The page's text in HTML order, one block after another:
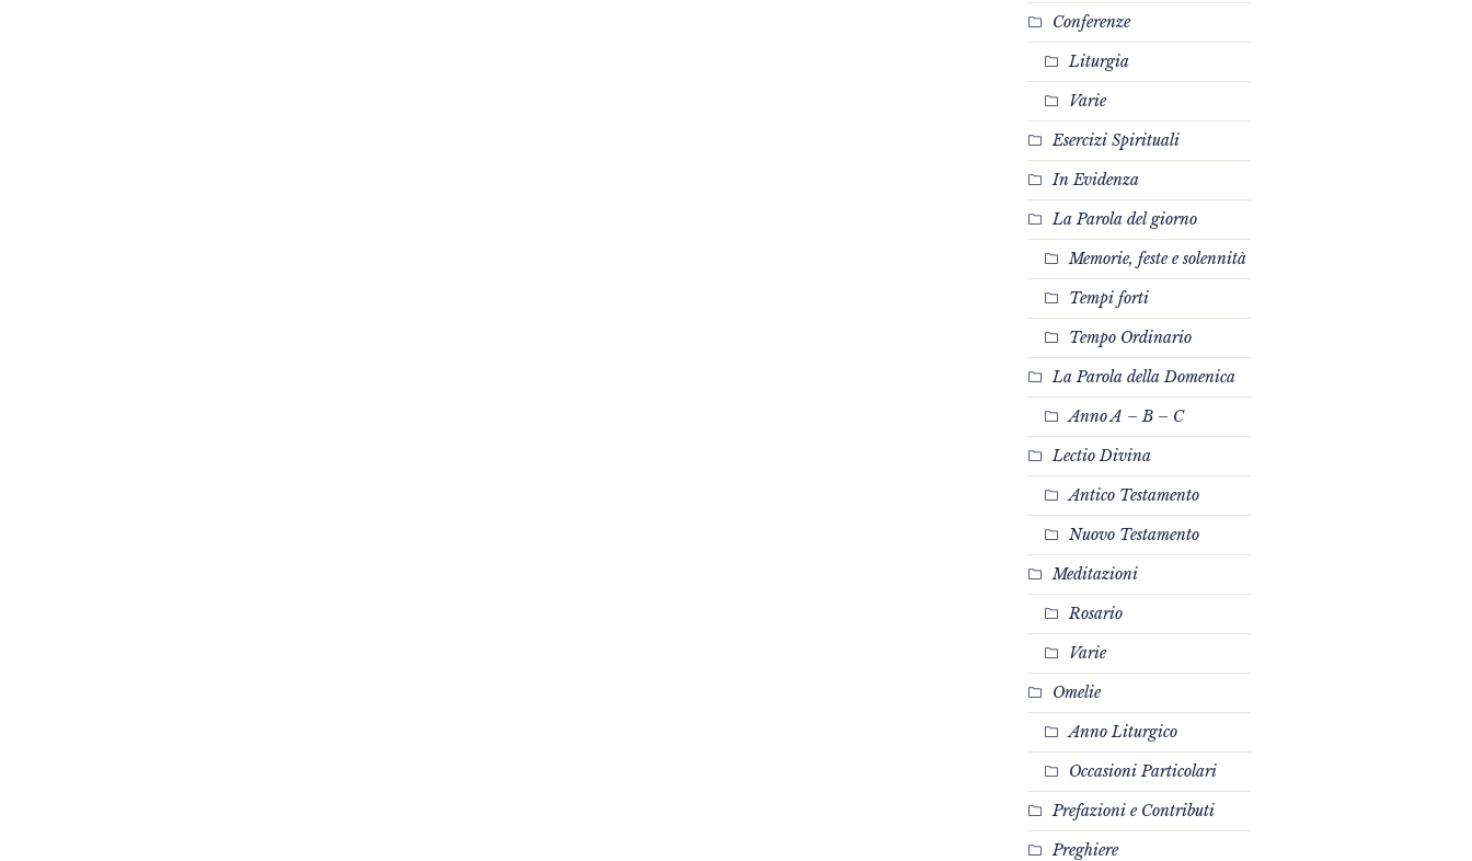
Conferenze
Liturgia
Varie
Esercizi Spirituali
In Evidenza
La Parola del giorno
Memorie, feste e solennità
Tempi forti
Tempo Ordinario
La Parola della Domenica
Anno A – B – C
Lectio Divina
Antico Testamento
Nuovo Testamento
Meditazioni
Rosario
Varie
Omelie
Anno Liturgico
Occasioni Particolari
Prefazioni e Contributi
Preghiere